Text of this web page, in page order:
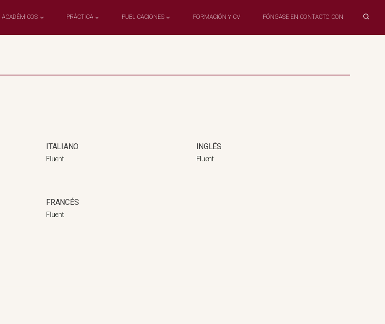
ACADÉMICOS PRÁCTICA PUBLICACIONES FORMACIÓN Y CV PÓNGASE EN CONTACTO CON
ITALIANO
Fluent
INGLÉS
Fluent
FRANCÉS
Fluent